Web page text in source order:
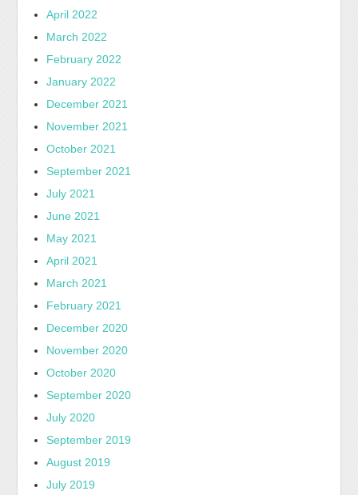
April 2022
March 2022
February 2022
January 2022
December 2021
November 2021
October 2021
September 2021
July 2021
June 2021
May 2021
April 2021
March 2021
February 2021
December 2020
November 2020
October 2020
September 2020
July 2020
September 2019
August 2019
July 2019